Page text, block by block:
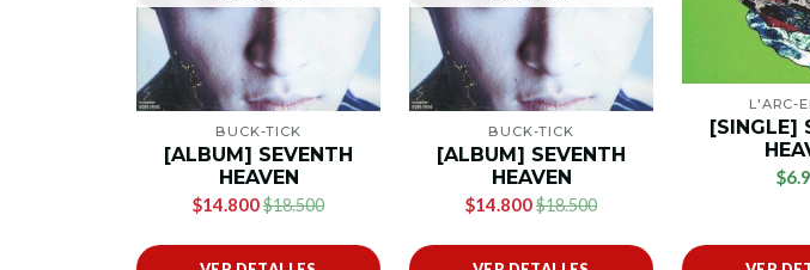
BUCK-TICK
[ALBUM] SEVENTH
HEAVEN
$14.800$18.500
BUCK-TICK
[ALBUM] SEVENTH
HEAVEN
$14.800$18.500
L'ARC-
[SINGLE]